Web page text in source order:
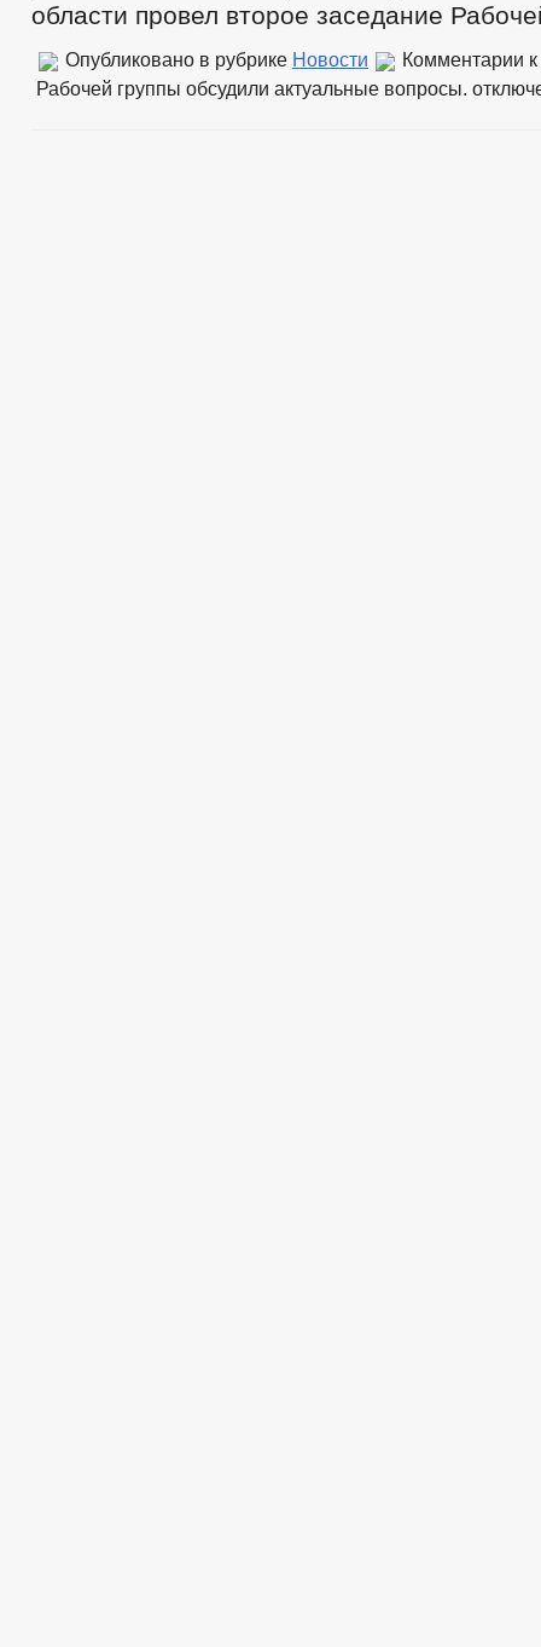
области провел второе заседание
Опубликовано в рубрике Новости Комментарии
Рабочей группы обсудили актуальные вопросы.